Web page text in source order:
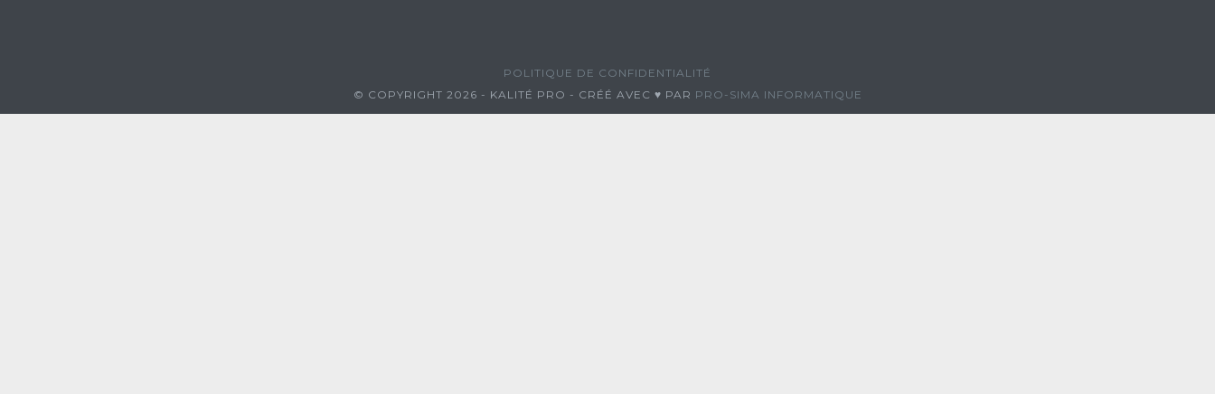
POLITIQUE DE CONFIDENTIALITÉ
© COPYRIGHT 2026 - KALITÉ PRO - CRÉÉ AVEC ♥ PAR PRO-SIMA INFORMATIQUE